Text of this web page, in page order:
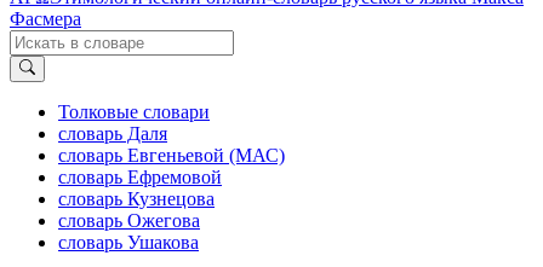
Фасмера
Толковые словари
словарь Даля
словарь Евгеньевой (МАС)
словарь Ефремовой
словарь Кузнецова
словарь Ожегова
словарь Ушакова